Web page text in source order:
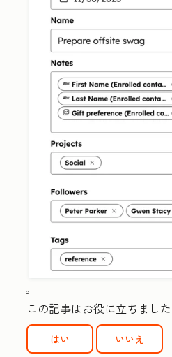
。
この記事はお役に立ちまし
はい いいえ